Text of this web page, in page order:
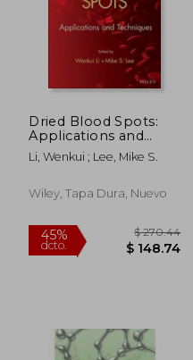
dcto. $ 132.52
Dried Blood Spots:
Applications and
Techniques (en
Inglés)
Li, Wenkui ; Lee, Mike S.
Wiley, Tapa Dura, Nuevo